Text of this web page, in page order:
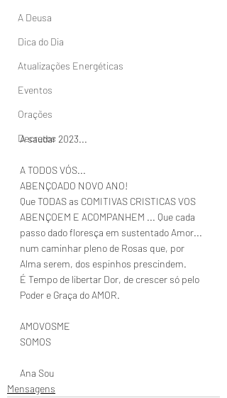
A Deusa
Dica do Dia
Atualizações Energéticas
Eventos
Orações
Decretos
A saudar 2023...
A TODOS VÓS...
ABENÇOADO NOVO ANO!
Que TODAS as COMITIVAS CRISTICAS VOS
ABENÇOEM E ACOMPANHEM ... Que cada
passo dado floresça em sustentado Amor...
num caminhar pleno de Rosas que, por
Alma serem, dos espinhos prescindem.
É Tempo de libertar Dor, de crescer só pelo
Poder e Graça do AMOR.
AMOVOSME
SOMOS
Ana Sou
Mensagens